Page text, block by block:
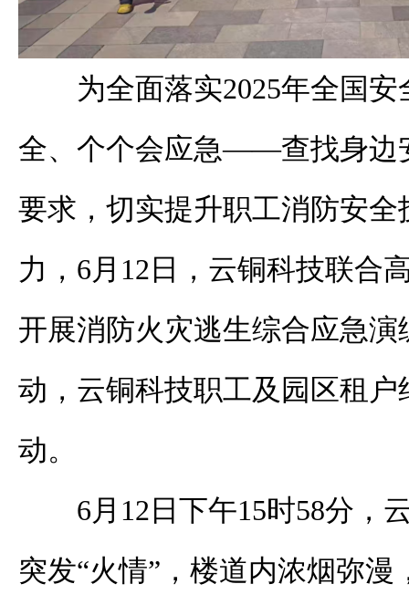
为全面落实2025年全国
全、个个会应急——查找身边
要求，切实提升职工消防安
力，6月12日，云铜科技联合
开展消防火灾逃生综合应急
动，云铜科技职工及园区租户
动。
6月12日下午15时58分，
突发“火情”，楼道内浓烟弥